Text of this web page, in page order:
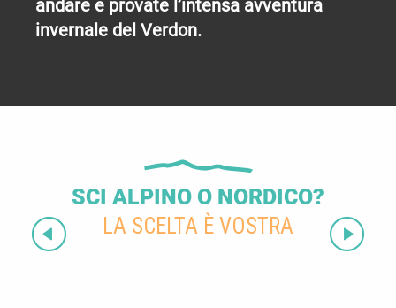
andare e provate l’intensa avventura
invernale del Verdon.
SCI ALPINO O NORDICO?
LA SCELTA È VOSTRA